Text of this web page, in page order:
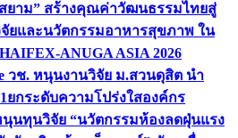
ยาม” สร้างคุณค่าวัฒนธรรมไทยสู่
ยและนวัตกรรมอาหารสุขภาพ ใน
ANUGA ASIA 2026
วช. หนุนงานวิจัย ม.สวนดุสิต นำ
ยกระดับความโปร่งใสองค์กร
นทุนวิจัย “นวัตกรรมห้องลดฝุ่นแรง